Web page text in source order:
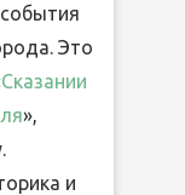
Это
Сказании
»,
и